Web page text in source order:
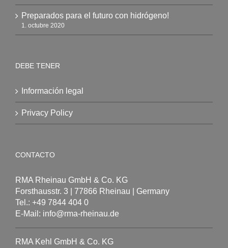
Preparados para el futuro con hidrógeno!
1. octubre 2020
DEBE TENER
Información legal
Privacy Policy
CONTACTO
RMA Rheinau GmbH & Co. KG
Forsthausstr. 3 | 77866 Rheinau | Germany
Tel.: +49 7844 404 0
E-Mail: info@rma-rheinau.de
RMA Kehl GmbH & Co. KG